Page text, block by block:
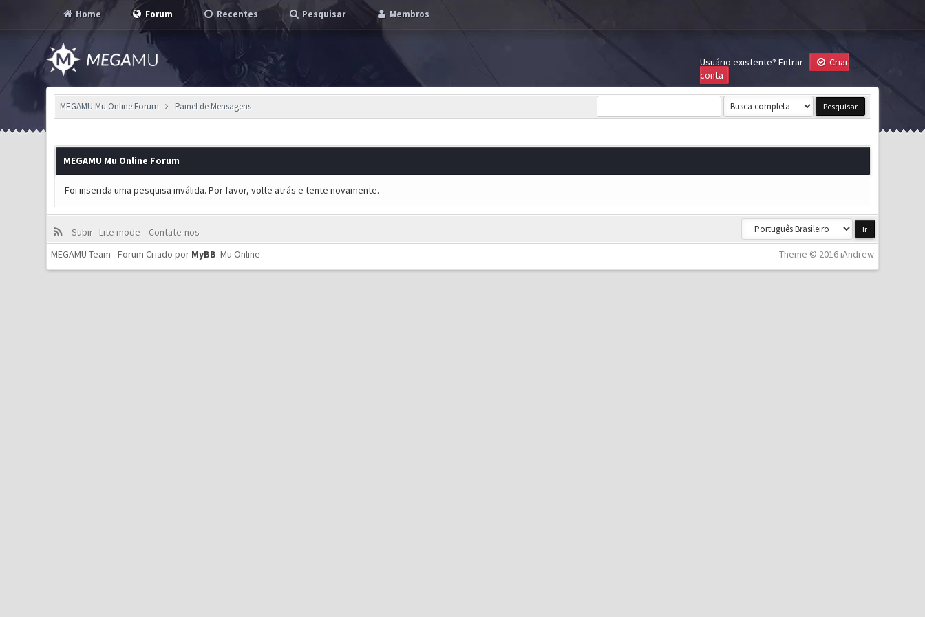
Home Forum Recentes Pesquisar Membros
Usuário existente? Entrar
Criar
conta
MEGAMU Mu Online Forum Painel de Mensagens
MEGAMU Mu Online Forum
Foi inserida uma pesquisa inválida. Por favor, volte atrás e tente novamente.
Subir Lite mode
Contate-nos
Theme © 2016 iAndrew
MEGAMU Team - Forum Criado por MyBB.Mu Online